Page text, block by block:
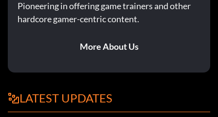
Pioneering in offering game trainers and other
hardcore gamer-centric content.
More About Us
LATEST UPDATES